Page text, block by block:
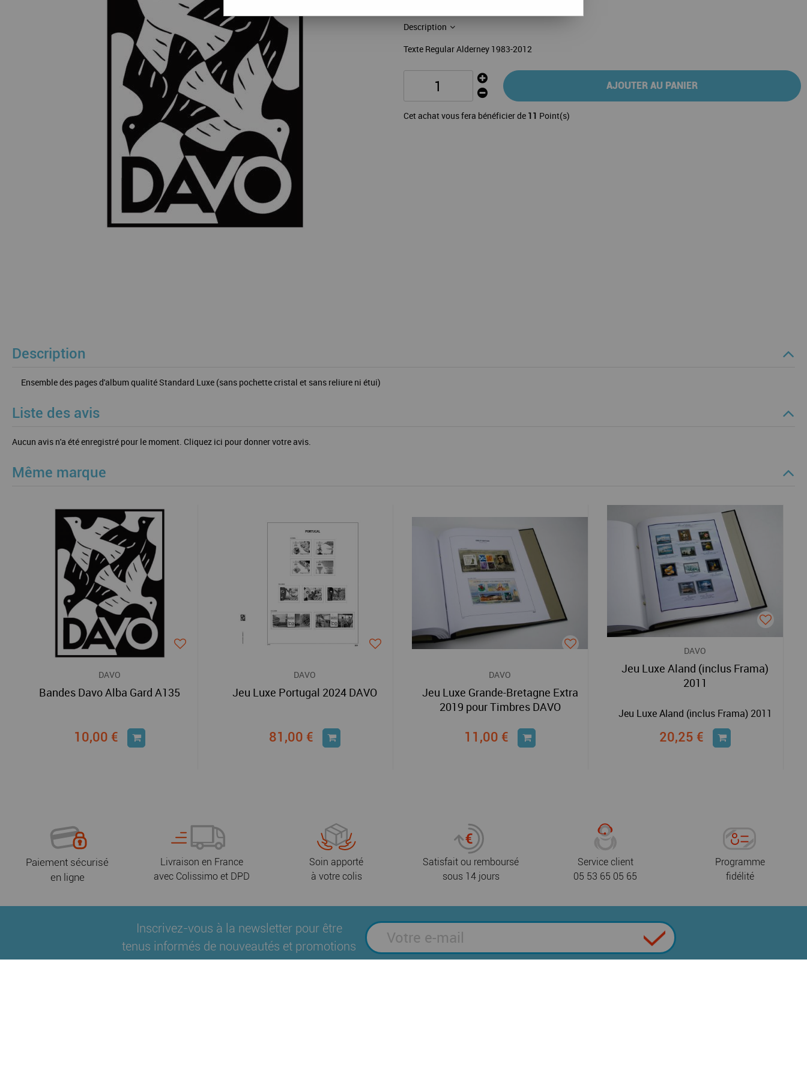
Description
Texte Regular Alderney 1983-2012
AJOUTER AU PANIER
Cet achat vous fera bénéficier de 11 Point(s)
Description
Ensemble des pages d'album qualité Standard Luxe (sans pochette cristal et sans reliure ni étui)
Liste des avis
Aucun avis n'a été enregistré pour le moment. Cliquez ici pour donner votre avis.
Même marque
DAVO
Bandes Davo Alba Gard A135
10,00 €
DAVO
Jeu Luxe Portugal 2024 DAVO
81,00 €
DAVO
Jeu Luxe Grande-Bretagne Extra
2019 pour Timbres DAVO
11,00 €
DAVO
Jeu Luxe Aland (inclus Frama)
2011
Jeu Luxe Aland (inclus Frama) 2011
20,25 €
Paiement sécurisé
en ligne
Livraison en France
avec Colissimo et DPD
Soin apporté
à votre colis
Satisfait ou remboursé
sous 14 jours
Service client
05 53 65 05 65
Programme
fidélité
Inscrivez-vous à la newsletter pour être
tenus informés de nouveautés et promotions